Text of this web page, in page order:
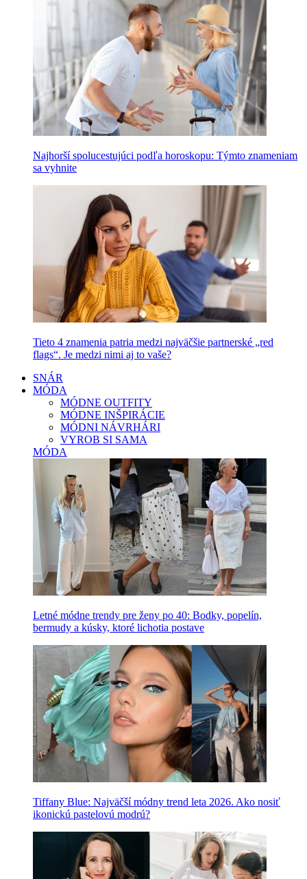
Najhorší spolucestujúci podľa horoskopu: Týmto znameniam
sa vyhnite
Tieto 4 znamenia patria medzi najväčšie partnerské „red
flags“. Je medzi nimi aj to vaše?
SNÁR
MÓDA
MÓDNE OUTFITY
MÓDNE INŠPIRÁCIE
MÓDNI NÁVRHÁRI
VYROB SI SAMA
MÓDA
Letné módne trendy pre ženy po 40: Bodky, popelín,
bermudy a kúsky, ktoré lichotia postave
Tiffany Blue: Najväčší módny trend leta 2026. Ako nosiť
ikonickú pastelovú modrú?